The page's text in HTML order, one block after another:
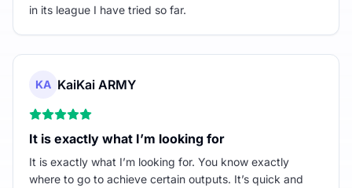
in its league I have tried so far.
KA KaiKai ARMY
It is exactly what I’m looking for
It is exactly what I’m looking for. You know exactly
where to go to achieve certain outputs. It’s quick and